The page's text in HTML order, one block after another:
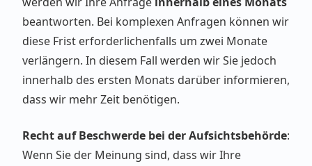
beantworten. Bei komplexen Anfragen können wir
diese Frist erforderlichenfalls um zwei Monate
verlängern. In diesem Fall werden wir Sie jedoch
innerhalb des ersten Monats darüber informieren,
dass wir mehr Zeit benötigen.
Recht auf Beschwerde bei der Aufsichtsbehörde:
Wenn Sie der Meinung sind, dass wir Ihre